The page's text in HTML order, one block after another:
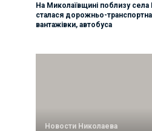
На Миколаївщині поблизу
сталася дорожньо-
вантажівки, автобуса
Новости Николаева